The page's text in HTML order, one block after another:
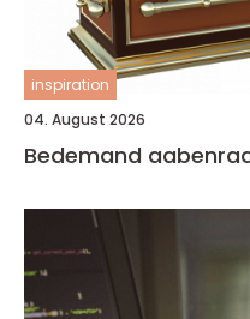
inspiration
04. August 2026